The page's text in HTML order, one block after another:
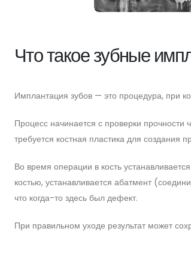
Что такое зубные
Имплантация зубов — это процедура, при
Процесс начинается с проверки
требуется костная пластика для создания
Во время операции в кость
костью, устанавливается абатмент
что когда-то здесь был дефект.
При правильном уходе результат может